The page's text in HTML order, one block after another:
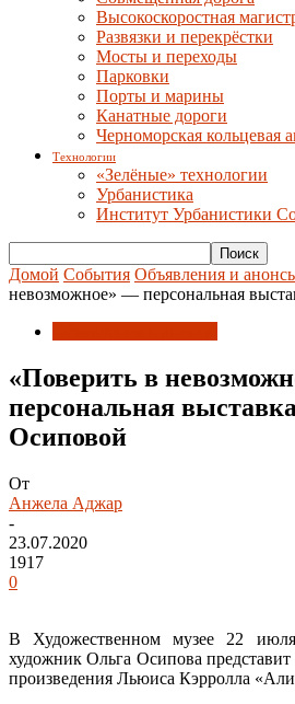
Высокоскоростная
Развязки и перекрёстки
Мосты и переходы
Парковки
Порты и марины
Канатные дороги
Черноморская кольцевая
Технологии
«Зелёные» технологии
Урбанистика
Институт Урбанистики
Домой События Объявления и
невозможное» — персональная
«Поверить в
персональная
Осиповой
От
Анжела Аджар
-
23.07.2020
1917
0
В Художественном музее 22
художник Ольга Осипова
произведения Льюиса Кэрролла